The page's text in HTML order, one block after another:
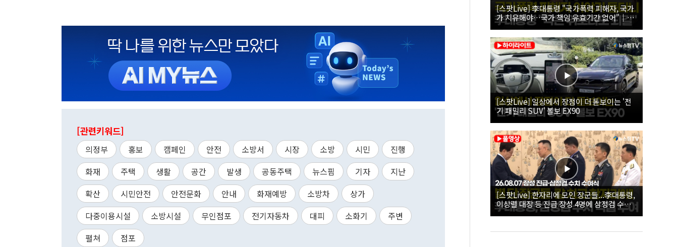
[관련키워드]
의정부 홍보 캠페인 안전 소방서 시장 소방 시민
진행
화재
주택 생활 공간 발생 공동주택 뉴스핌 기자
지난
확산
시민안전 안전문화 안내 화재예방 소방차
상가
다중이용시설
소방시설 무인점포 전기자동차 대피 소화기
주변
펼쳐
점포
[스팟Live] 李대통령 "국가폭력 피해자, 국가
가 치유해야…국가 책임 유효기간 없어"｜
26.08.07 국가폭력 피해자 위로 오찬
[스팟Live] 일상에서 장점이 더 돋보이는 '전
기 패밀리 SUV' 볼보 EX90
[스팟Live] 한자리에 모인 장군들...李대통령,
이상렬 대장 등 진급 장성 4명에 삼정검 수치
직접 수여｜26.08.07 장성 진급·삼정검 수치